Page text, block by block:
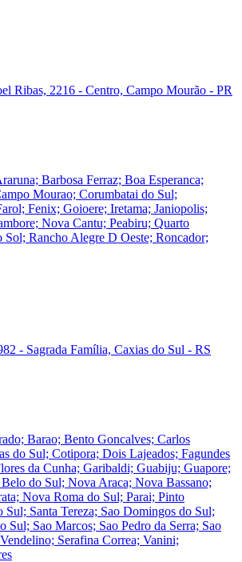
Ribas, 2216 - Centro, Campo Mourão - PR
Barbosa Ferraz; Boa Esperanca;
Mourao; Corumbatai do Sul;
Fenix; Goioere; Iretama; Janiopolis;
Nova Cantu; Peabiru; Quarto
Sol; Rancho Alegre D Oeste; Roncador;
- Sagrada Família, Caxias do Sul - RS
Barao; Bento Goncalves; Carlos
do Sul; Cotipora; Dois Lajeados; Fagundes
da Cunha; Garibaldi; Guabiju; Guapore;
do Sul; Nova Araca; Nova Bassano;
Nova Roma do Sul; Parai; Pinto
Sul; Santa Tereza; Sao Domingos do Sul;
Sul; Sao Marcos; Sao Pedro da Serra; Sao
Serafina Correa; Vanini;